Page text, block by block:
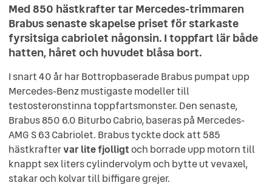
Med 850 hästkrafter tar Mercedes-trimmaren
Brabus senaste skapelse priset för starkaste
fyrsitsiga cabriolet någonsin. I toppfart lär både
hatten, håret och huvudet blåsa bort.
I snart 40 år har Bottropbaserade Brabus pumpat upp
Mercedes-Benz mustigaste modeller till
testosteronstinna toppfartsmonster. Den senaste,
Brabus 850 6.0 Biturbo Cabrio, baseras på Mercedes-
AMG S 63 Cabriolet. Brabus tyckte dock att 585
hästkraftervar lite fjolligtoch borrade upp motorn till
knappt sex liters cylindervolym och bytte ut vevaxel,
stakar och kolvar till biffigare grejer.